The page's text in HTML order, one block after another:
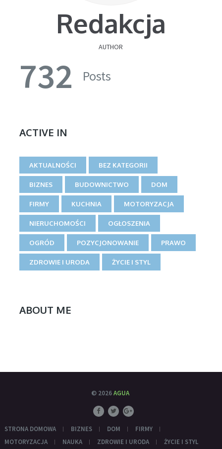
Redakcja
AUTHOR
732 Posts
ACTIVE IN
AKTUALNOŚCI BEZ KATEGORII
BIZNES BUDOWNICTWO DOM
FIRMY KUCHNIA MOTORYZACJA
NIERUCHOMOŚCI OGŁOSZENIA
OGRÓD POZYCJONOWANIE PRAWO
ZDROWIE I URODA ŻYCIE I STYL
ABOUT ME
© 2026AGUA
STRONA DOMOWA BIZNES DOM
FIRMY
MOTORYZACJA
NAUKA ZDROWIE I URODA ŻYCIE I STYL